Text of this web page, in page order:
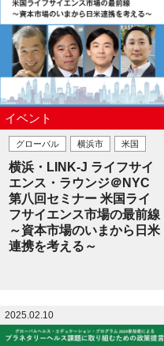
イベント
グローバル 横浜市 米国
横浜・LINK-J ライフサイ
エンス・ラウンジ＠NYC
第八回セミナー 米国ライ
フサイエンス市場の最前線
～資本市場のいまから日米
連携を考える～
2025.02.10